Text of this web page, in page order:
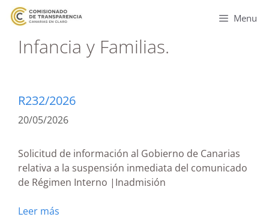
Menu
Infancia y Familias.
R232/2026
20/05/2026
Solicitud de información al Gobierno de Canarias
relativa a la suspensión inmediata del comunicado
de Régimen Interno |Inadmisión
Leer más